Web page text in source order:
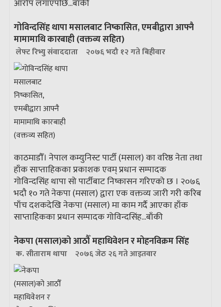
आरोप लगाएपछि...बाँकी
गोविन्दसिंह थापा मसालबाट निष्कासित, एमबीद्वारा आफ्नै
मामामाथि कारबाही (वक्तव्य सहित)
लेफ्ट रिभ्यु संवाददाता २०७६ भदौ १२ गते बिहीवार
काठमाडौँ। नेपाल कम्युनिस्ट पार्टी (मसाल) का वरिष्ठ नेता तथा
हाँक साप्ताहिकका प्रकाशक एवम् प्रधान सम्पादक
गोविन्दसिंह थापा सो पार्टीबाट निष्कासन गरिएको छ । २०७६
भदौ १० गते नेकपा (मसाल) द्वारा एक वक्तव्य जारी गरी करिब
पाँच दशकदेखि नेकपा (मसाल) मा काम गर्दै आएका हाँक
साप्ताहिकका प्रधान सम्पादक गोविन्दसिंह...बाँकी
नेकपा (मसाल)को आठौँ महाधिवेशन र मोहनविक्रम सिंह
क. सीताराम थापा २०७६ जेठ २६ गते आइतवार